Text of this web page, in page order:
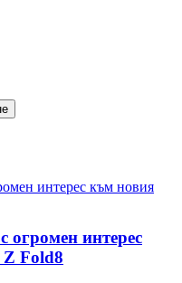
огромен интерес
Z Fold8